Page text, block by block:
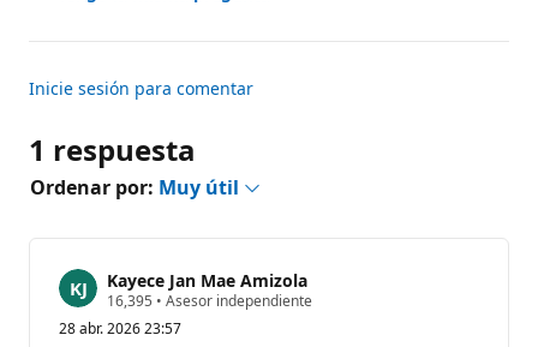
Inicie sesión para comentar
1 respuesta
Ordenar por: Muy útil
Kayece Jan Mae Amizola
16,395 P
n
• Asesor independiente
28 abr. 2026 23:57